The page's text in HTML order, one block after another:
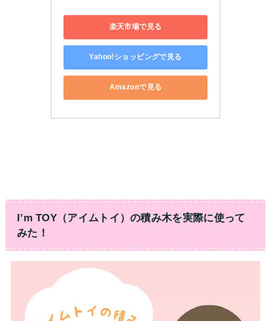
楽天市場で見る
Yahoo!ショッピングで見る
Amazonで見る
I’m TOY（アイムトイ）の積み木を実際に使って
みた！